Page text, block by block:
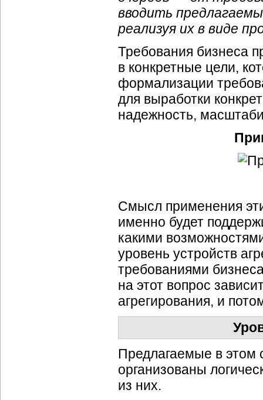
вводить
реализуя их в виде
Требования бизнеса
в конкретные цели,
формализации
для выработки
надежность,
Смысл применения
именно будет
какими
уровень устройств
требованиями
на этот вопрос
агрегирования, и
Предлагаемые в этом
организованы
из них.